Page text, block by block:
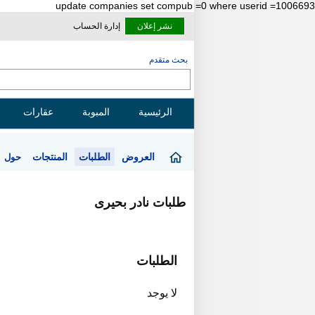
update companies set compub =0 where userid =1006693
نشر إعلان إدارة الحساب
بحث متقدم
الرئيسية المبوبة عقارات
العروض الطلبات المنتجات حول
طلبات نادر بحيرى
الطلبات
لا يوجد